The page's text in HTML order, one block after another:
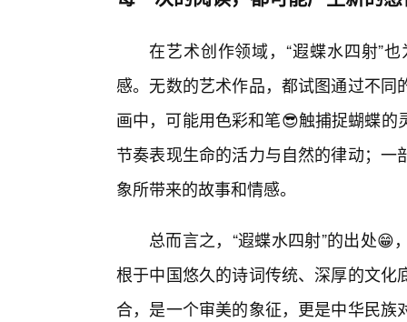
在艺术创作领域，“遐蝶水四射”
感。无数的艺术作品，都试图通过不
画中，可能用色彩和笔😎触捕捉蝴蝶
节奏表现生命的活力与自然的律动；
象所带来的故事和情感。
总而言之，“遐蝶水四射”的出处
根于中国悠久的诗词传统、深厚的文
合，是一个审美的象征，更是中华民